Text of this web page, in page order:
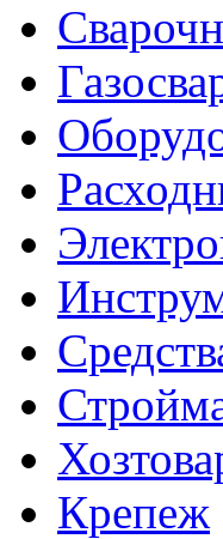
Крепеж